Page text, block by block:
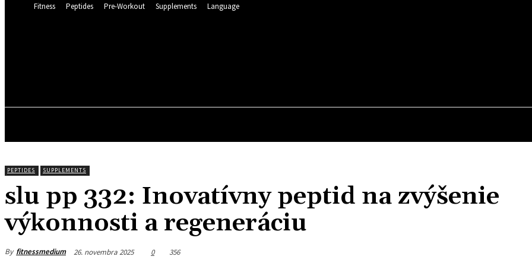
Fitness Peptides Pre-Workout Supplements Language
PEPTIDES SUPPLEMENTS
slu pp 332: Inovatívny peptid na zvýšenie
výkonnosti a regeneráciu
By fitnessmedium 26. novembra 2025 0 356